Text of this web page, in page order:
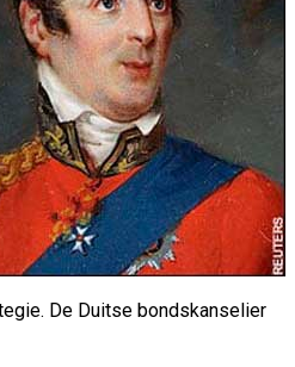
De Duitse bondskanselier